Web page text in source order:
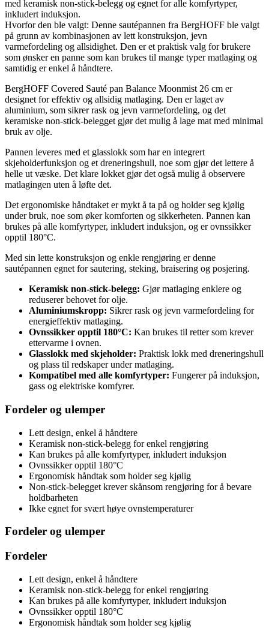
med keramisk non-stick-belegg og egnet for alle komfyrtyper,
inkludert induksjon.
Hvorfor den ble valgt: Denne sautépannen fra BergHOFF ble valgt
på grunn av kombinasjonen av lett konstruksjon, jevn
varmefordeling og allsidighet. Den er et praktisk valg for brukere
som ønsker en panne som kan brukes til mange typer matlaging og
samtidig er enkel å håndtere.
BergHOFF Covered Sauté pan Balance Moonmist 26 cm er
designet for effektiv og allsidig matlaging. Den er laget av
aluminium, som sikrer rask og jevn varmefordeling, og det
keramiske non-stick-belegget gjør det mulig å lage mat med minimal
bruk av olje.
Pannen leveres med et glasslokk som har en integrert
skjeholderfunksjon og et dreneringshull, noe som gjør det lettere å
helle ut væske. Det klare lokket gjør det også mulig å observere
matlagingen uten å løfte det.
Det ergonomiske håndtaket er mykt å ta på og holder seg kjølig
under bruk, noe som øker komforten og sikkerheten. Pannen kan
brukes på alle komfyrtyper, inkludert induksjon, og er ovnssikker
opptil 180°C.
Med sin lette konstruksjon og enkle rengjøring er denne
sautépannen egnet for sautering, steking, braisering og posjering.
Keramisk non-stick-belegg: Gjør matlaging enklere og
reduserer behovet for olje.
Aluminiumskropp: Sikrer rask og jevn varmefordeling for
energieffektiv matlaging.
Ovnssikker opptil 180°C: Kan brukes til retter som krever
ettervarme i ovnen.
Glasslokk med skjeholder: Praktisk lokk med dreneringshull
og plass til redskaper under matlaging.
Kompatibel med alle komfyrtyper: Fungerer på induksjon,
gass og elektriske komfyrer.
Fordeler og ulemper
Lett design, enkel å håndtere
Keramisk non-stick-belegg for enkel rengjøring
Kan brukes på alle komfyrtyper, inkludert induksjon
Ovnssikker opptil 180°C
Ergonomisk håndtak som holder seg kjølig
Non-stick-belegget krever skånsom rengjøring for å bevare
holdbarheten
Ikke egnet for svært høye ovnstemperaturer
Fordeler og ulemper
Fordeler
Lett design, enkel å håndtere
Keramisk non-stick-belegg for enkel rengjøring
Kan brukes på alle komfyrtyper, inkludert induksjon
Ovnssikker opptil 180°C
Ergonomisk håndtak som holder seg kjølig